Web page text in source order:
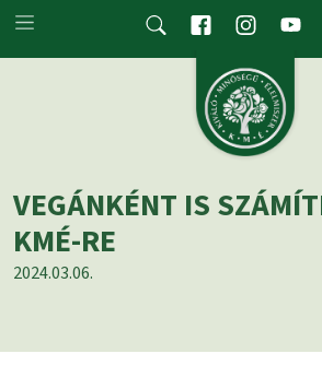
Skip to main content
VEGÁNKÉNT IS
KMÉ-RE
2024.03.06.